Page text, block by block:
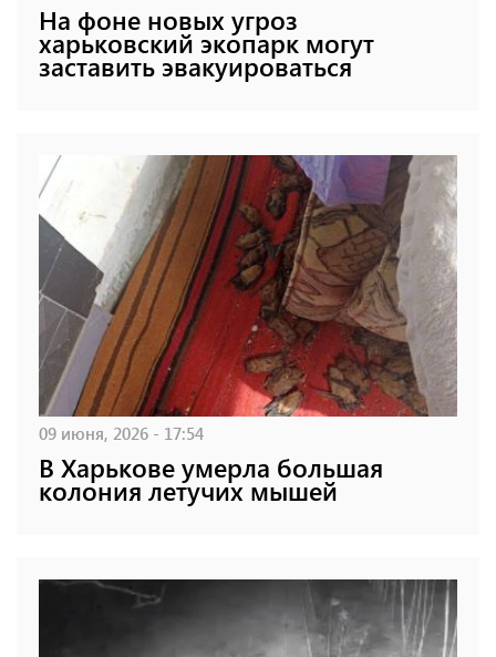
На фоне новых угроз
харьковский экопарк могут
заставить эвакуироваться
09 июня, 2026 - 17:54
В Харькове умерла большая
колония летучих мышей